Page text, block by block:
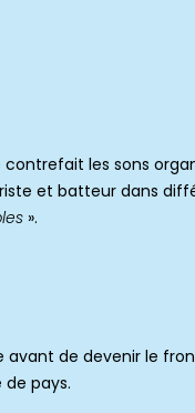
les sons
et batteur dans
».
avant de devenir le
pays.